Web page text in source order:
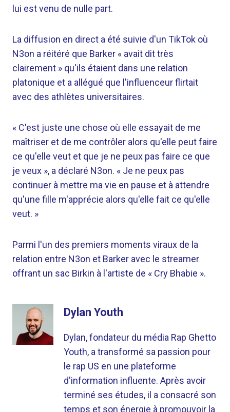
lui est venu de nulle part.
La diffusion en direct a été suivie d'un TikTok où
N3on a réitéré que Barker « avait dit très
clairement » qu'ils étaient dans une relation
platonique et a allégué que l'influenceur flirtait
avec des athlètes universitaires.
« C'est juste une chose où elle essayait de me
maîtriser et de me contrôler alors qu'elle peut faire
ce qu'elle veut et que je ne peux pas faire ce que
je veux », a déclaré N3on. « Je ne peux pas
continuer à mettre ma vie en pause et à attendre
qu'une fille m'apprécie alors qu'elle fait ce qu'elle
veut. »
Parmi l'un des premiers moments viraux de la
relation entre N3on et Barker avec le streamer
offrant un sac Birkin à l'artiste de « Cry Bhabie ».
Dylan Youth
Dylan, fondateur du média Rap Ghetto
Youth, a transformé sa passion pour
le rap US en une plateforme
d'information influente. Après avoir
terminé ses études, il a consacré son
temps et son énergie à promouvoir la